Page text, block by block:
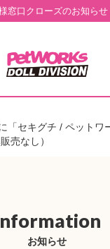
窓口クローズのお知ら
「セキグチ / ペットワ
売なし）
お知らせ